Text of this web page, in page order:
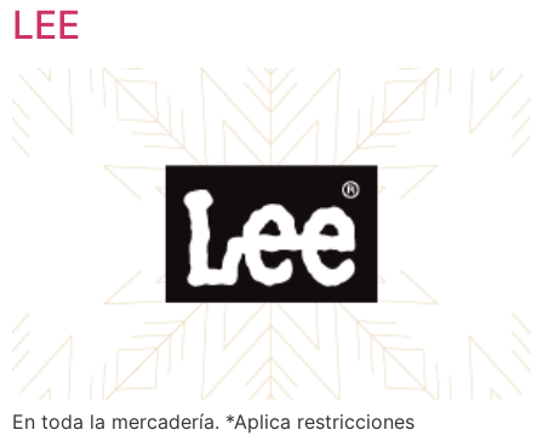
LEE
En toda la mercadería. *Aplica restricciones